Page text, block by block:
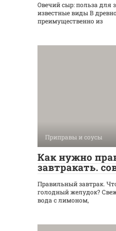
Овечий сыр: польза для
известные виды В
преимущественно из
Приправы и соусы
Как нужно
завтракать.
Правильный завтрак.
голодный желудок?
вода с лимоном,